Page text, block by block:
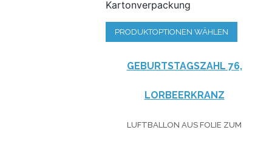
Kartonverpackung
PRODUKTOPTIONEN WÄHLEN
GEBURTSTAGSZAHL 76,
LORBEERKRANZ
LUFTBALLON AUS FOLIE ZUM